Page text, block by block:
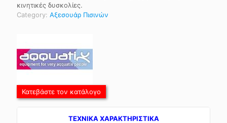
κινητικές δυσκολίες.
Category: Αξεσουάρ Πισινών
Κατεβάστε τον κατάλογο
TEXNIKA ΧΑΡΑΚΤΗΡΙΣΤΙΚΑ